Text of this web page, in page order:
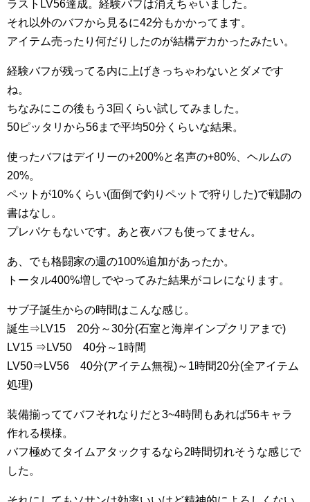
ラストLV56達成。経験バフは消えちゃいました。
それ以外のバフから見るに42分もかかってます。
アイテム売ったり何だりしたのが結構デカかったみたい。
経験バフが残ってる内に上げきっちゃわないとダメです
ね。
ちなみにこの後もう3回くらい試してみました。
50ピッタリから56まで平均50分くらいな結果。
使ったバフはデイリーの+200%と名声の+80%、ヘルムの
20%。
ペットが10%くらい(面倒で釣りペットで狩りした)で戦闘の
書はなし。
プレパケもないです。あと夜バフも使ってません。
あ、でも格闘家の週の100%追加があったか。
トータル400%増しでやってみた結果がコレになります。
サブ子誕生からの時間はこんな感じ。
誕生⇒LV15 20分～30分(石室と海岸インプクリアまで)
LV15 ⇒LV50 40分～1時間
LV50⇒LV56 40分(アイテム無視)～1時間20分(全アイテム
処理)
装備揃っててバフそれなりだと3~4時間もあれば56キャラ
作れる模様。
バフ極めてタイムアタックするなら2時間切れそうな感じで
した。